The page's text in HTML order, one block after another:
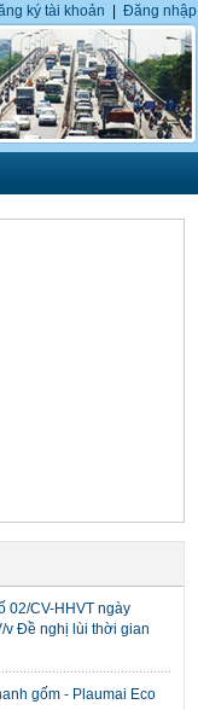
ký tài khoản Đăng nhập
02/CV-HHVT ngày
v Đề nghị lùi thời gian
gốm - Plaumai Eco